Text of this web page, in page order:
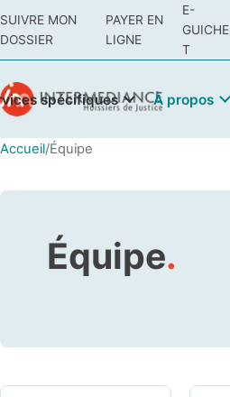
SUIVRE MON
DOSSIER
PAYER EN
LIGNE
E-
GUICHE
T
spécifiques À propos
Accueil/Équipe
Équipe.